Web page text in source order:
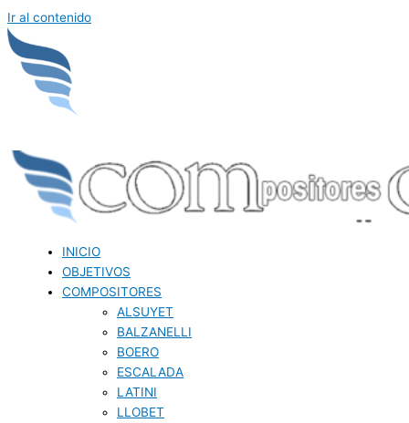
Ir al contenido
INICIO
OBJETIVOS
COMPOSITORES
ALSUYET
BALZANELLI
BOERO
ESCALADA
LATINI
LLOBET